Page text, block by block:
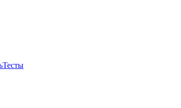
Тесты